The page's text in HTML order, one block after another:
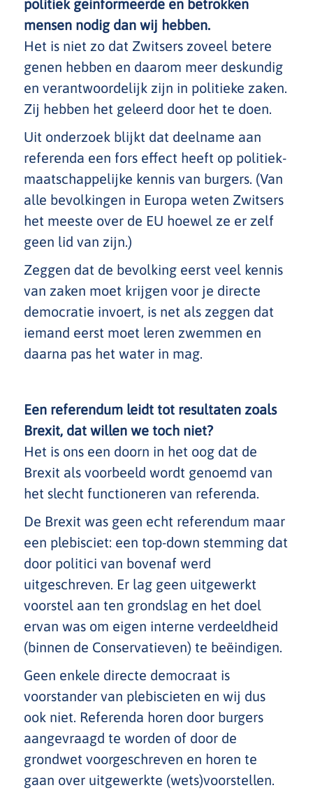
politiek geinformeerde en betrokken
mensen nodig dan wij hebben.
Het is niet zo dat Zwitsers zoveel betere
genen hebben en daarom meer deskundig
en verantwoordelijk zijn in politieke zaken.
Zij hebben het geleerd door het te doen.
Uit onderzoek blijkt dat deelname aan
referenda een fors effect heeft op politiek-
maatschappelijke kennis van burgers. (Van
alle bevolkingen in Europa weten Zwitsers
het meeste over de EU hoewel ze er zelf
geen lid van zijn.)
Zeggen dat de bevolking eerst veel kennis
van zaken moet krijgen voor je directe
democratie invoert, is net als zeggen dat
iemand eerst moet leren zwemmen en
daarna pas het water in mag.
Een referendum leidt tot resultaten zoals
Brexit, dat willen we toch niet?
Het is ons een doorn in het oog dat de
Brexit als voorbeeld wordt genoemd van
het slecht functioneren van referenda.
De Brexit was geen echt referendum maar
een plebisciet: een top-down stemming dat
door politici van bovenaf werd
uitgeschreven. Er lag geen uitgewerkt
voorstel aan ten grondslag en het doel
ervan was om eigen interne verdeeldheid
(binnen de Conservatieven) te beëindigen.
Geen enkele directe democraat is
voorstander van plebiscieten en wij dus
ook niet. Referenda horen door burgers
aangevraagd te worden of door de
grondwet voorgeschreven en horen te
gaan over uitgewerkte (wets)voorstellen.